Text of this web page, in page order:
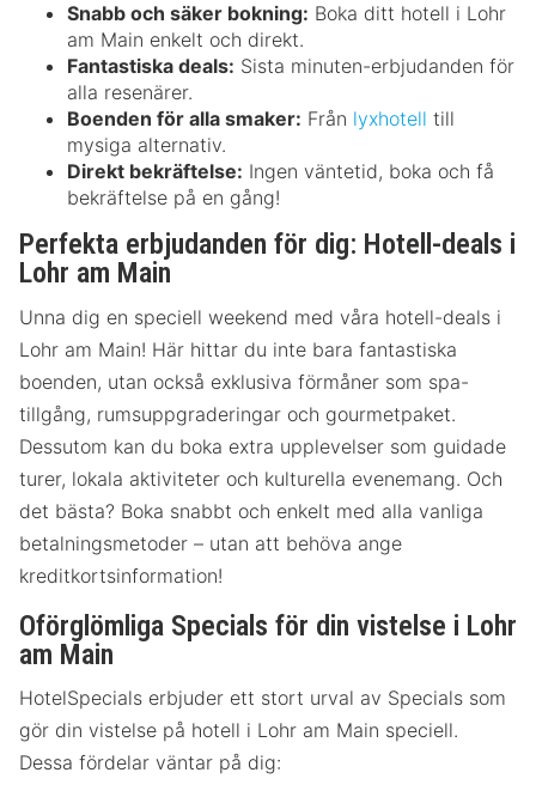
Snabb och säker bokning: Boka ditt hotell i Lohr
am Main enkelt och direkt.
Fantastiska deals: Sista minuten-erbjudanden för
alla resenärer.
Boenden för alla smaker: Från lyxhotell till
mysiga alternativ.
Direkt bekräftelse: Ingen väntetid, boka och få
bekräftelse på en gång!
Perfekta erbjudanden för dig: Hotell-deals i
Lohr am Main
Unna dig en speciell weekend med våra hotell-deals i
Lohr am Main! Här hittar du inte bara fantastiska
boenden, utan också exklusiva förmåner som spa-
tillgång, rumsuppgraderingar och gourmetpaket.
Dessutom kan du boka extra upplevelser som guidade
turer, lokala aktiviteter och kulturella evenemang. Och
det bästa? Boka snabbt och enkelt med alla vanliga
betalningsmetoder – utan att behöva ange
kreditkortsinformation!
Oförglömliga Specials för din vistelse i Lohr
am Main
HotelSpecials erbjuder ett stort urval av Specials som
gör din vistelse på hotell i Lohr am Main speciell.
Dessa fördelar väntar på dig: